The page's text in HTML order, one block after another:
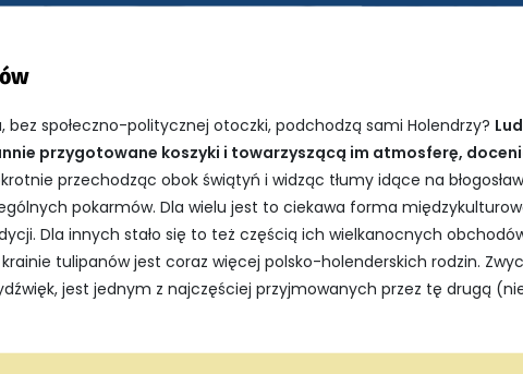
bez społeczno-politycznej otoczki, podchodzą sami Holendrzy?
przygotowane koszyki i towarzyszącą im atmosferę,
przechodząc obok świątyń i widząc tłumy idące na
pokarmów. Dla wielu jest to ciekawa forma
Dla innych stało się to też częścią ich wielkanocnych
tulipanów jest coraz więcej polsko-holenderskich rodzin.
jest jednym z najczęściej przyjmowanych przez tę drugą